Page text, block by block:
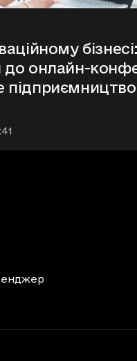
бізнесі:
до онлайн-
підприємництво